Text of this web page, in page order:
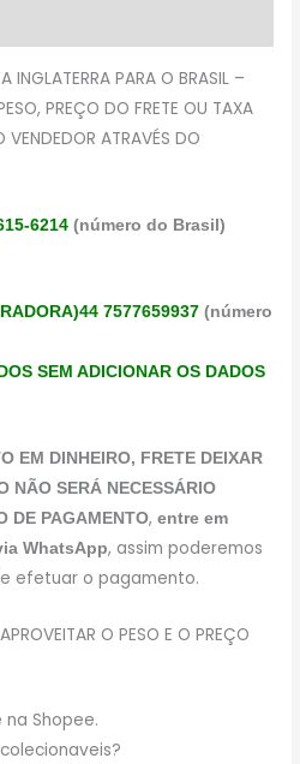
INGLATERRA PARA O BRASIL –
PREÇO DO FRETE OU TAXA
VENDEDOR ATRAVÉS DO
6214 (número do Brasil)
7577659937 (número
SEM ADICIONAR OS DADOS
EM DINHEIRO, FRETE DEIXAR
NÃO SERÁ NECESSÁRIO
DE PAGAMENTO,entre em
WhatsApp, assim poderemos
efetuar o pagamento.
O PESO E O PREÇO
Shopee.